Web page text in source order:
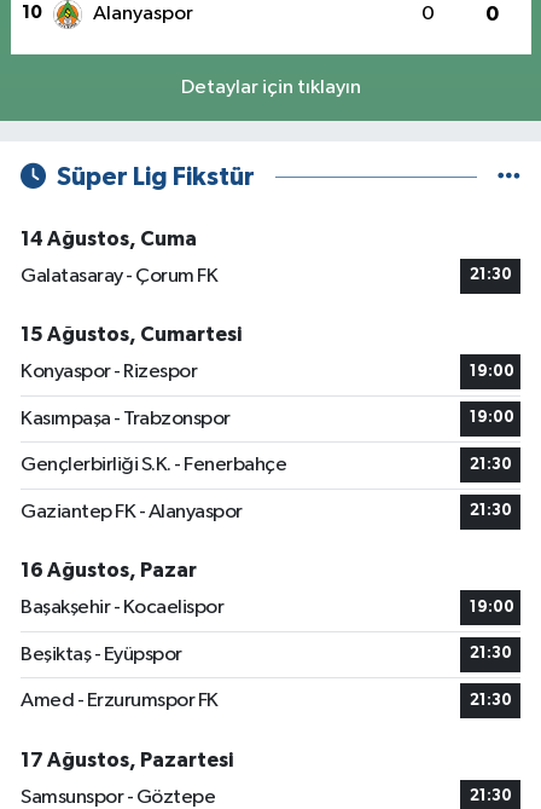
10 Alanyaspor 0 0
Detaylar için tıklayın
Süper Lig Fikstür
14 Ağustos, Cuma
Galatasaray - Çorum FK
21:30
15 Ağustos, Cumartesi
Konyaspor - Rizespor
19:00
Kasımpaşa - Trabzonspor 19:00
Gençlerbirliği S.K. - Fenerbahçe 21:30
Gaziantep FK - Alanyaspor 21:30
16 Ağustos, Pazar
Başakşehir - Kocaelispor
19:00
Beşiktaş - Eyüpspor 21:30
Amed - Erzurumspor FK 21:30
17 Ağustos, Pazartesi
Samsunspor - Göztepe
21:30